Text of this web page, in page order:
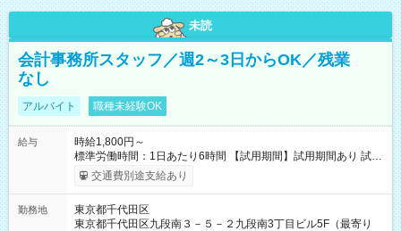
未読
会計事務所スタッフ／週2～3日からOK／残業
なし
アルバイト 職種未経験OK
給与
時給1,800円～
標準労働時間：1日あたり6時間 【試用期間】試用期間あり 試用
期間の長さ：3ヶ月 雇用形態、給与は本採用時と同じです。
交通費別途支給あり
勤務地
東京都千代田区
東京都千代田区九段南３－５－２九段南3丁目ビル5F（最寄り